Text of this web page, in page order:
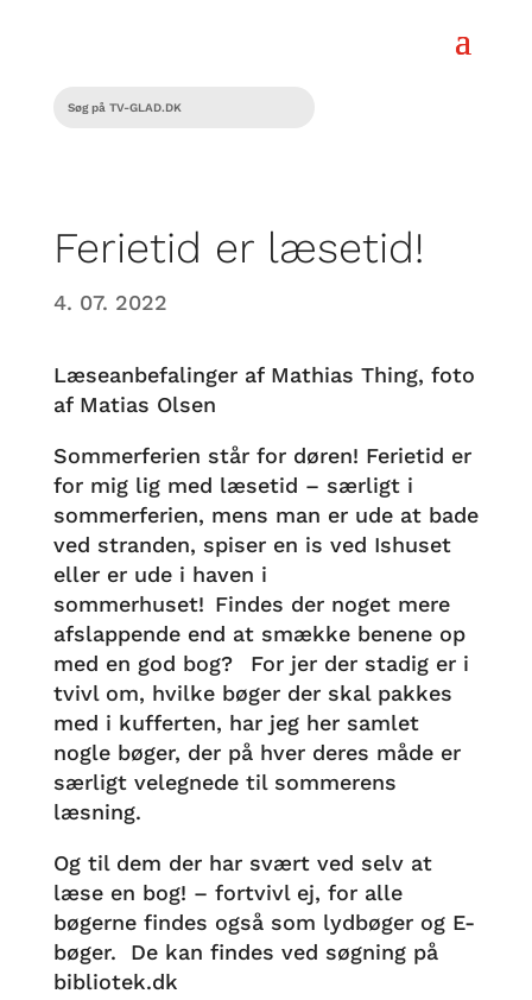
Ferietid er læsetid!
4. 07. 2022
Læseanbefalinger af Mathias Thing, foto
af Matias Olsen
Sommerferien står for døren! Ferietid er
for mig lig med læsetid – særligt i
sommerferien, mens man er ude at bade
ved stranden, spiser en is ved Ishuset
eller er ude i haven i
sommerhuset! Findes der noget mere
afslappende end at smække benene op
med en god bog? For jer der stadig er i
tvivl om, hvilke bøger der skal pakkes
med i kufferten, har jeg her samlet
nogle bøger, der på hver deres måde er
særligt velegnede til sommerens
læsning.
Og til dem der har svært ved selv at
læse en bog! – fortvivl ej, for alle
bøgerne findes også som lydbøger og E-
bøger. De kan findes ved søgning på
bibliotek.dk